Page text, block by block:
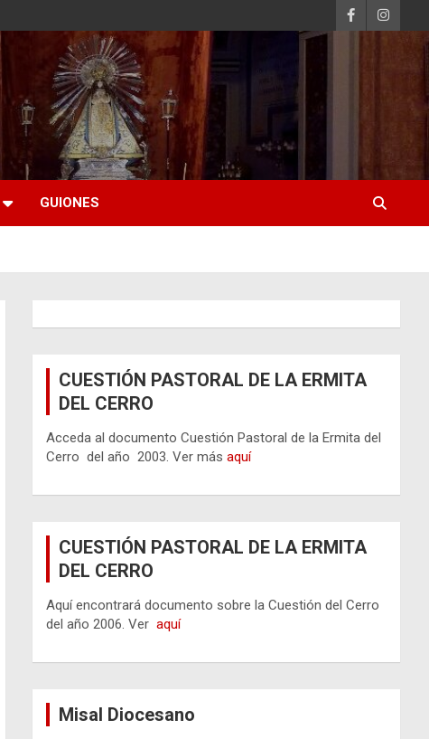
GUIONES
CUESTIÓN PASTORAL DE LA ERMITA
DEL CERRO
Acceda al documento Cuestión Pastoral de la Ermita del
Cerro del año 2003. Ver másaquí
CUESTIÓN PASTORAL DE LA ERMITA
DEL CERRO
Aquí encontrará documento sobre la Cuestión del Cerro
del año 2006. Veraquí
Misal Diocesano